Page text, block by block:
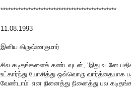
**********************************************
11.08.1993
இனிய கிருஷ்ணகுமார்
சில கடிதங்களைக் கண்டவுடன், ‘இது உடனே
உட்கார்ந்து யோசித்து ஒவ்வொரு வார்த்தையாக
வேண்டாம்’ என நினைத்து நினைத்து பல